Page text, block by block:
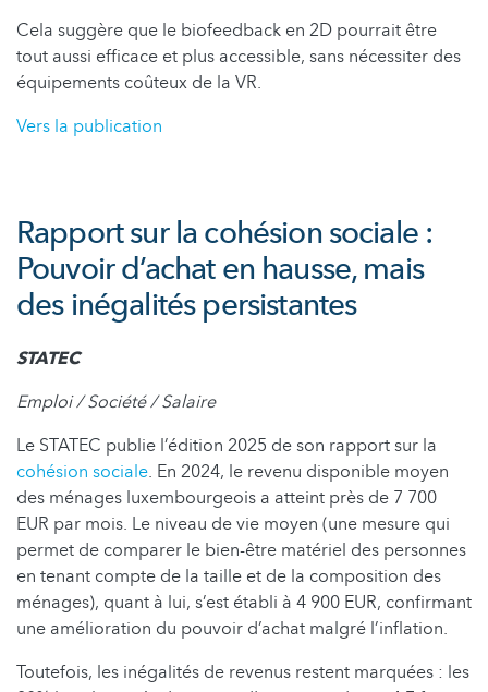
Cela suggère que le biofeedback en 2D pourrait être
tout aussi efficace et plus accessible, sans nécessiter des
équipements coûteux de la VR.
Vers la publication
Rapport sur la cohésion sociale :
Pouvoir d’achat en hausse, mais
des inégalités persistantes
STATEC
Emploi / Société / Salaire
Le STATEC publie l’édition 2025 de son rapport sur la
cohésion sociale. En 2024, le revenu disponible moyen
des ménages luxembourgeois a atteint près de 7 700
EUR par mois. Le niveau de vie moyen (une mesure qui
permet de comparer le bien-être matériel des personnes
en tenant compte de la taille et de la composition des
ménages), quant à lui, s’est établi à 4 900 EUR, confirmant
une amélioration du pouvoir d’achat malgré l’inflation.
Toutefois, les inégalités de revenus restent marquées : les